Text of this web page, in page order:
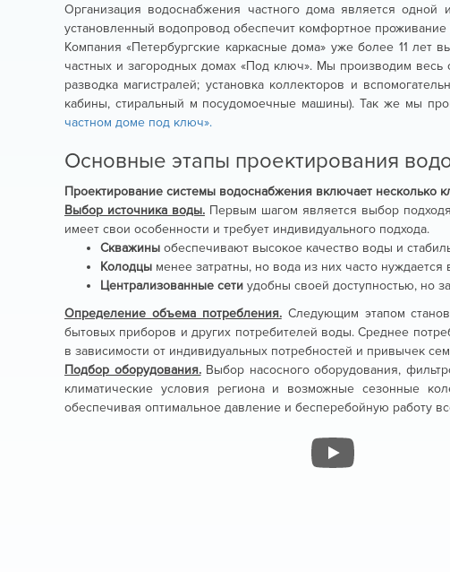
Организация водоснабжения частного дома является
установленный водопровод обеспечит комфортное
Компания «Петербургские каркасные дома» уже более 11 лет
частных и загородных домах «Под ключ». Мы производим весь
разводка магистралей; установка коллекторов и
кабины, стиральный м посудомоечные машины). Так же мы
частном доме под ключ».
Основные этапы проектирования
Проектирование системы водоснабжения включает несколько
Выбор источника воды.Первым шагом является выбор
имеет свои особенности и требует индивидуального подхода.
Скважины обеспечивают высокое качество воды и
Колодцы менее затратны, но вода из них часто нуждается
Централизованные сети удобны своей доступностью, но
Определение объема потребления.Следующим этапом
бытовых приборов и других потребителей воды. Среднее
в зависимости от индивидуальных потребностей и привычек
Подбор оборудования.Выбор насосного оборудования,
климатические условия региона и возможные сезонные
обеспечивая оптимальное давление и бесперебойную работу